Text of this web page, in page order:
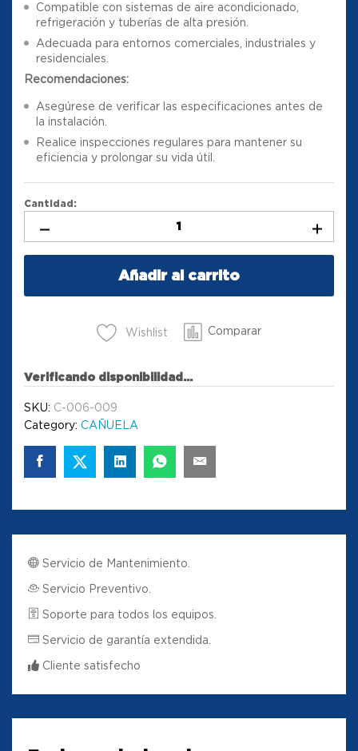
Compatible con sistemas de aire acondicionado,
refrigeración y tuberías de alta presión.
Adecuada para entornos comerciales, industriales y
residenciales.
Recomendaciones:
Asegúrese de verificar las especificaciones antes de
la instalación.
Realice inspecciones regulares para mantener su
eficiencia y prolongar su vida útil.
Cantidad:
Añadir al carrito
Wishlist Comparar
Verificando disponibilidad...
SKU: C-006-009
Category: CAÑUELA
Servicio de Mantenimiento.
Servicio Preventivo.
Soporte para todos los equipos.
Servicio de garantía extendida.
Cliente satisfecho